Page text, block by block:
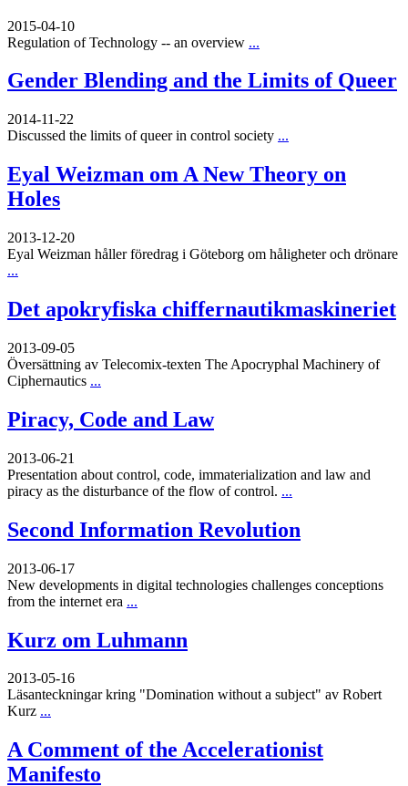
2015-04-10
Regulation of Technology -- an overview ...
Gender Blending and the Limits of Queer
2014-11-22
Discussed the limits of queer in control society ...
Eyal Weizman om A New Theory on
Holes
2013-12-20
Eyal Weizman håller föredrag i Göteborg om håligheter och drönare
...
Det apokryfiska chiffernautikmaskineriet
2013-09-05
Översättning av Telecomix-texten The Apocryphal Machinery of
Ciphernautics ...
Piracy, Code and Law
2013-06-21
Presentation about control, code, immaterialization and law and
piracy as the disturbance of the flow of control. ...
Second Information Revolution
2013-06-17
New developments in digital technologies challenges conceptions
from the internet era ...
Kurz om Luhmann
2013-05-16
Läsanteckningar kring "Domination without a subject" av Robert
Kurz ...
A Comment of the Accelerationist
Manifesto